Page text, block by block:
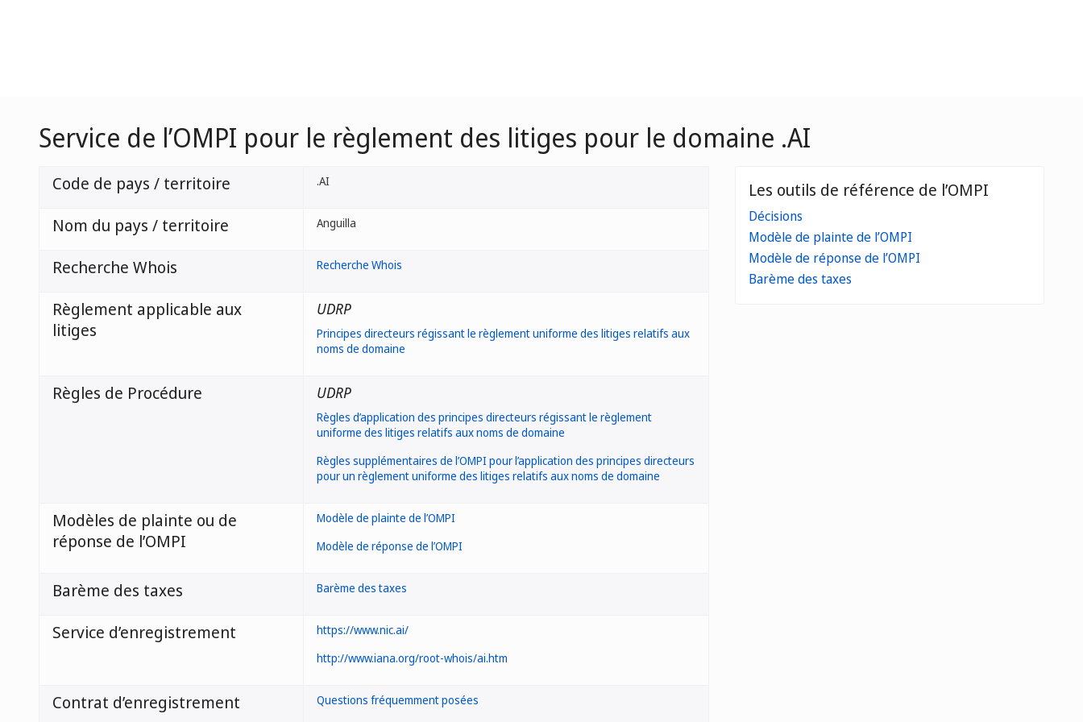
Service de l’OMPI pour le règlement des litiges pour le domaine .AI
Code de pays / territoire .AI
Nom du pays / territoire Anguilla
Recherche Whois Recherche Whois
Règlement applicable aux
litiges
UDRP
Principes directeurs régissant le règlement uniforme des litiges relatifs aux
noms de domaine
Règles de Procédure UDRP
Règles d’application des principes directeurs régissant le règlement
uniforme des litiges relatifs aux noms de domaine
Règles supplémentaires de l’OMPI pour l’application des principes directeurs
pour un règlement uniforme des litiges relatifs aux noms de domaine
Modèles de plainte ou de
réponse de l’OMPI
Modèle de plainte de l’OMPI
Modèle de réponse de l’OMPI
Barème des taxes Barème des taxes
Service d’enregistrement
https://www.nic.ai/
http://www.iana.org/root-whois/ai.htm
Contrat d’enregistrement Questions fréquemment posées
Les outils de référence de l’OMPI
Décisions
Modèle de plainte de l’OMPI
Modèle de réponse de l’OMPI
Barème des taxes